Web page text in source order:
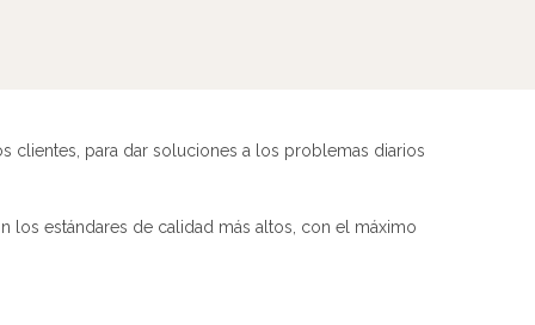
clientes, para dar soluciones a los problemas diarios
estándares de calidad más altos, con el máximo